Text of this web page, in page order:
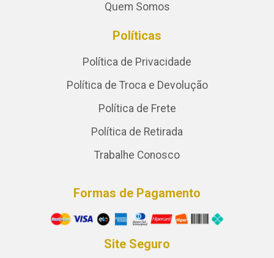
Quem Somos
Políticas
Política de Privacidade
Política de Troca e Devolução
Política de Frete
Política de Retirada
Trabalhe Conosco
Formas de Pagamento
Site Seguro